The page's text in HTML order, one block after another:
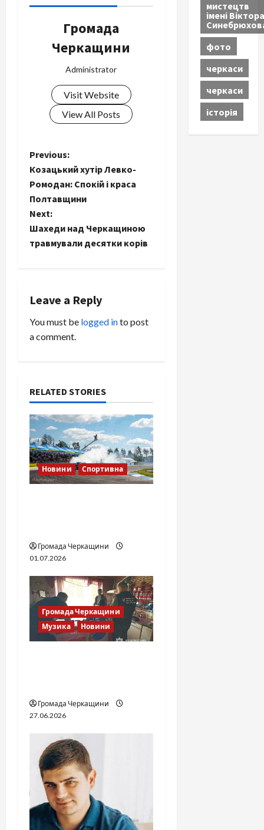
Громада
Черкащини
Administrator
Visit Website
View All Posts
P
o
s
t
v
i
t
i
o
n
Previous:
Козацький хутір Левко-
Ромодан: Спокій і краса
Полтавщини
Next:
Шахеди над Черкащиною
травмували десятки корів
Leave a Reply
You must be logged into post
a comment.
RELATED STORIES
Новини Спортивна
Громада Черкащини
01.07.2026
Громада Черкащини
Музика
Новини
Громада Черкащини
27.06.2026
мистецтв
імені Віктора
фото
черкаси
черкаси
історія